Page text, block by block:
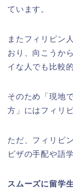
ています。
またフィリピン
おり、向こうか
イな人でも比較
そのため「現地
方」にはフィリ
ただ、フィリピ
ビザの手配や語
スムーズに留学